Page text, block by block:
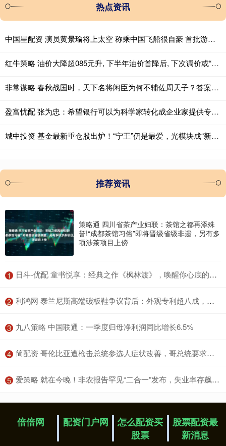
热点资讯
中国星配资 演员黄景瑜将上太空 称乘中国飞船很自豪 首批游客已预订！
红牛策略 油价大降超085元升, 下半年油价首降后, 下次调价或“2连跌”!
非常谋略 春秋战国时，天下名将闲臣为何不辅佐周天子？答案非常现实
盈富忧配 张为忠：希望银行可以为科学家转化成企业家提供专业团队支持
城中投资 基金最新重仓股出炉！“宁王”仍是最爱，光模块成“新宠”
推荐资讯
策略通 四川省茶产业妇联：茶馆之都再添殊
誉!“成都茶馆习俗”即将晋级省级非遗，另有多
项涉茶项目上傍
1 ​日斗-优配 童书悦享：经典之作《枫林渡》，唤醒你心底的童年记忆！
2 ​利鸿网 泰兰尼斯高端碳板鞋争议背后：外观专利超八成，部分投诉指向基础工艺
3 ​九八策略 中国联通：一季度归母净利润同比增长6.5%
4 ​简配资 哥伦比亚遭枪击总统参选人症状改善，哥总统要求美国协助调查
5 ​爱策略 就在今晚！非农报告罕见“二合一”发布，失业率存飙升可能
倍倍网 配资门户网
怎么配资买
股票
股票配资最
新消息